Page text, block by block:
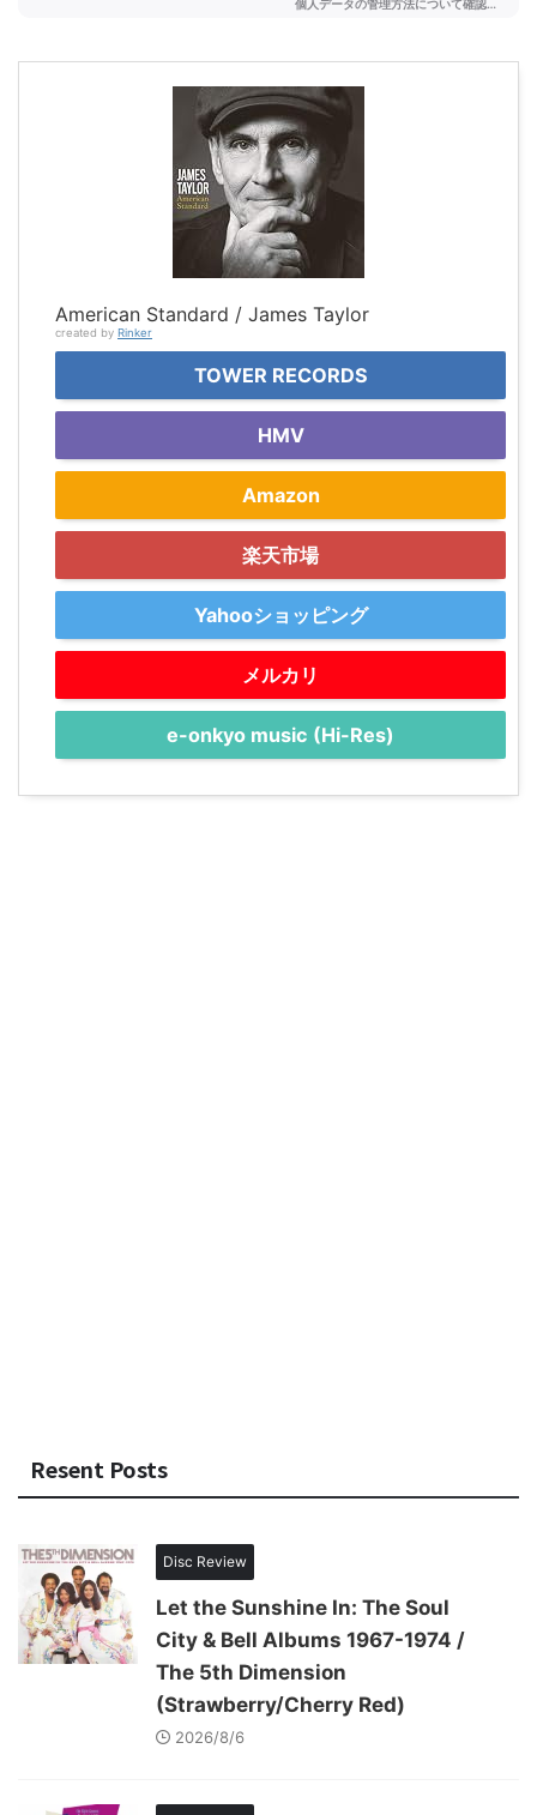
American Standard / James Taylor
created by Rinker
TOWER RECORDS
HMV
Amazon
楽天市場
Yahooショッピング
メルカリ
e-onkyo music (Hi-Res)
Resent Posts
Disc Review
Let the Sunshine In: The Soul
City & Bell Albums 1967-1974 /
The 5th Dimension
(Strawberry/Cherry Red)
2026/8/6